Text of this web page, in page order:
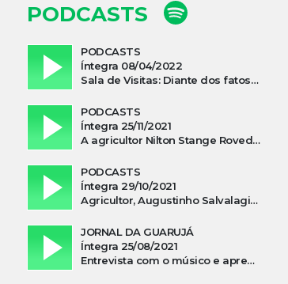
PODCASTS
PODCASTS
Íntegra 08/04/2022
Sala de Visitas: Diante dos fatos que influenciam a economia o que podemos esperar de 2022
PODCASTS
Íntegra 25/11/2021
A agricultor Nilton Stange Roveda, afirma ter recebido ajuda espiritual durante acidente
PODCASTS
Íntegra 29/10/2021
Agricultor, Augustinho Salvalagio, relata sobre aparição do Cavaleiro Negro no Rio das Furnas
JORNAL DA GUARUJÁ
Íntegra 25/08/2021
Entrevista com o músico e apresentador, Lismael Ferrareis, no Cidade e Campo